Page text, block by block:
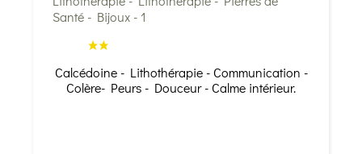
Calcédoine - Lithothérapie - Communication -
Colère- Peurs - Douceur - Calme intérieur.